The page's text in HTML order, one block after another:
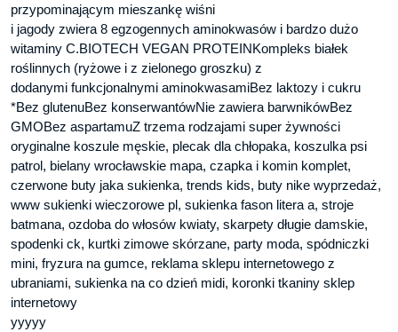
przypominającym mieszankę wiśni
i jagody zwiera 8 egzogennych aminokwasów i bardzo dużo
witaminy C.BIOTECH VEGAN PROTEINKompleks białek
roślinnych (ryżowe i z zielonego groszku) z
dodanymi funkcjonalnymi aminokwasamiBez laktozy i cukru
*Bez glutenuBez konserwantówNie zawiera barwnikówBez
GMOBez aspartamuZ trzema rodzajami super żywności
oryginalne koszule męskie, plecak dla chłopaka, koszulka psi
patrol, bielany wrocławskie mapa, czapka i komin komplet,
czerwone buty jaka sukienka, trends kids, buty nike wyprzedaż,
www sukienki wieczorowe pl, sukienka fason litera a, stroje
batmana, ozdoba do włosów kwiaty, skarpety długie damskie,
spodenki ck, kurtki zimowe skórzane, party moda, spódniczki
mini, fryzura na gumce, reklama sklepu internetowego z
ubraniami, sukienka na co dzień midi, koronki tkaniny sklep
internetowy
yyyyy